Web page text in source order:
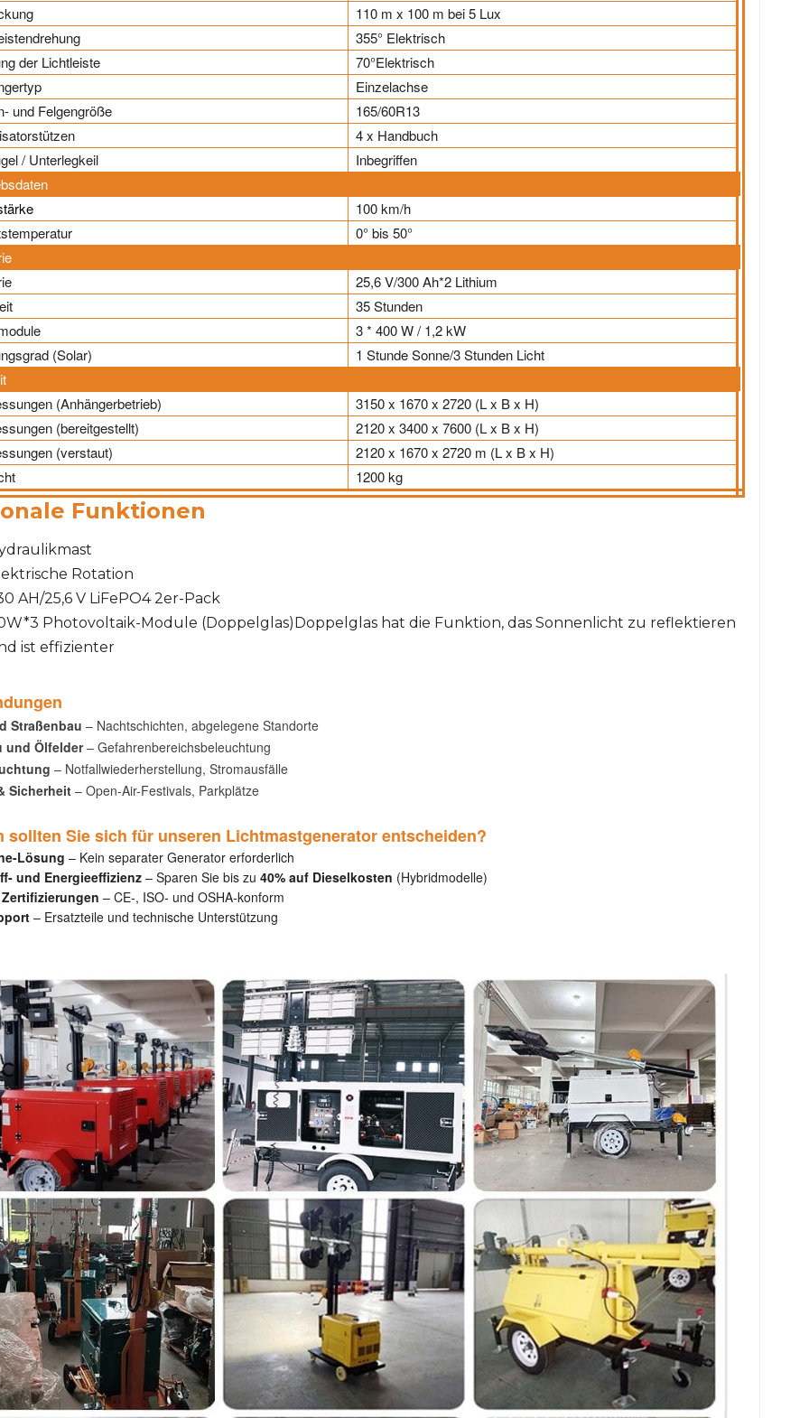
110 m x 100 m bei 5 Lux
355° Elektrisch
der Lichtleiste
70°Elektrisch
Einzelachse
und Felgengröße
165/60R13
4 x Handbuch
/ Unterlegkeil
Inbegriffen
100 km/h
0° bis 50°
25,6 V/300 Ah*2 Lithium
35 Stunden
3 * 400 W / 1,2 kW
(Solar)
1 Stunde Sonne/3 Stunden Licht
(Anhängerbetrieb)
3150 x 1670 x 2720 (L x B x H)
(bereitgestellt)
2120 x 3400 x 7600 (L x B x H)
(verstaut)
2120 x 1670 x 2720 m (L x B x H)
1200 kg
Funktionen
Rotation
AH/25,6 V LiFePO4 2er-Pack
Photovoltaik-Module (Doppelglas)Doppelglas hat die Funktion, das Sonnenlicht zu reflektieren
ist effizienter
Straßenbau – Nachtschichten, abgelegene Standorte
und Ölfelder– Gefahrenbereichsbeleuchtung
– Notfallwiederherstellung, Stromausfälle
Sicherheit– Open-Air-Festivals, Parkplätze
sollten Sie sich für unseren Lichtmastgenerator entscheiden?
Lösung – Kein separater Generator erforderlich
und Energieeffizienz– Sparen Sie bis zu 40% auf Dieselkosten (Hybridmodelle)
– CE-, ISO- und OSHA-konform
– Ersatzteile und technische Unterstützung